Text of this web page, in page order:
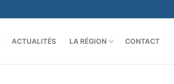
ACTUALITÉS LA RÉGION CONTACT